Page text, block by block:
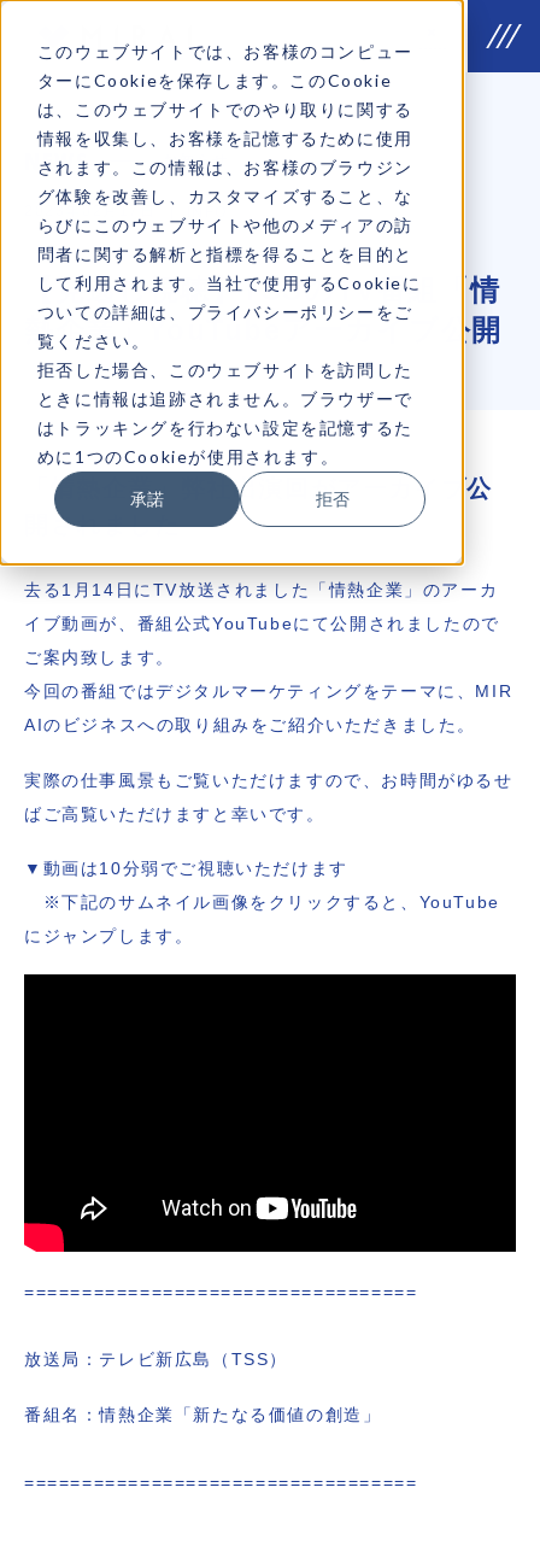
このウェブサイトでは、お客様のコンピュー
ターにCookieを保存します。このCookie
は、このウェブサイトでのやり取りに関する
情報を収集し、お客様を記憶するために使用
されます。この情報は、お客様のブラウジン
グ体験を改善し、カスタマイズすること、な
らびにこのウェブサイトや他のメディアの訪
問者に関する解析と指標を得ることを目的と
して利用されます。当社で使用するCookieに
ついての詳細は、プライバシーポリシーをご
覧ください。
拒否した場合、このウェブサイトを訪問した
ときに情報は追跡されません。ブラウザーで
はトラッキングを行わない設定を記憶するた
めに1つのCookieが使用されます。
承諾 拒否
NEWS お知らせ
2023年02月17日
【見逃し視聴】TSSのTV番組「情
熱企業」YouTubeアーカイブ公開
「情熱企業」弊社出演回がアーカイブ公
開されました
去る1月14日にTV放送されました「情熱企業」のアーカ
イブ動画が、番組公式YouTubeにて公開されましたので
ご案内致します。
今回の番組ではデジタルマーケティングをテーマに、MIR
AIのビジネスへの取り組みをご紹介いただきました。
実際の仕事風景もご覧いただけますので、お時間がゆるせ
ばご高覧いただけますと幸いです。
▼動画は10分弱でご視聴いただけます
※下記のサムネイル画像をクリックすると、YouTube
にジャンプします。
==================================
放送局：テレビ新広島（TSS）
番組名：情熱企業「新たなる価値の創造」
==================================